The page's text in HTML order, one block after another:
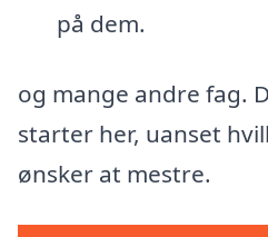
på dem.
og mange andre fag.
starter her, uanset
ønsker at mestre.